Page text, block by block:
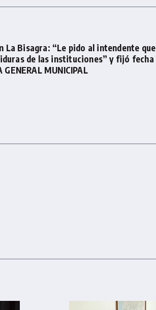
La Bisagra: “Le pido al intendente que
de las instituciones” y fijó fecha
MUNICIPAL